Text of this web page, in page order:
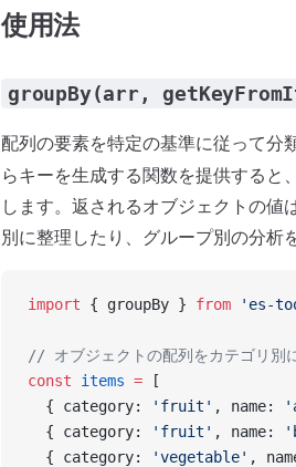
使用法
groupBy(arr,
配列の要素を特定の基準に従って分
らキーを生成する関数を提供すると
します。返されるオブジェクトの値
別に整理したり、グループ別の分析
import { groupBy } from 'es-
// オブジェクトの配列をカテゴリ別
const items = [
  { category:
'fruit' , name:
  { category:
'fruit' , name:
  { category:
'vegetable' ,